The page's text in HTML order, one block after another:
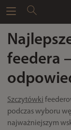
feedera
Szczytówki
podczas wyboru
najważniejszym